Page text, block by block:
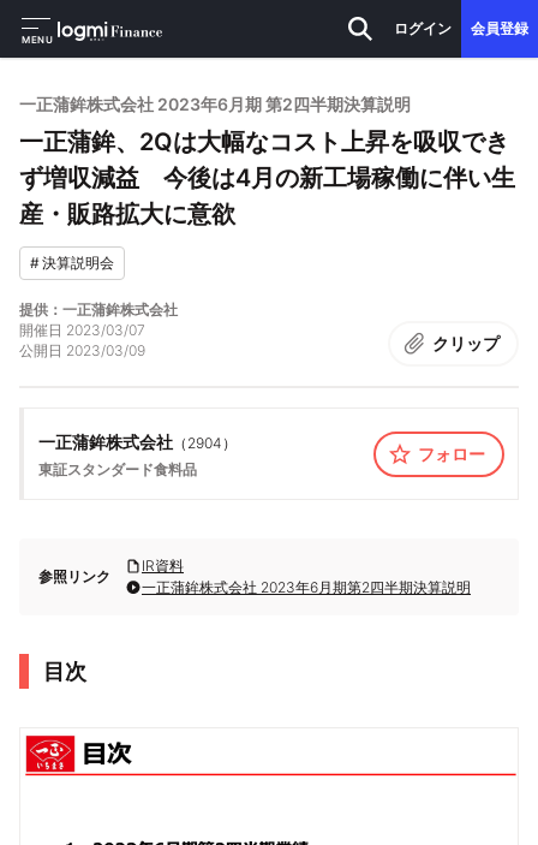
MENU
ログイン 会員登録
一正蒲鉾株式会社 2023年6月期 第2四半期決算説明
一正蒲鉾、2Qは大幅なコスト上昇を吸収でき
ず増収減益 今後は4月の新工場稼働に伴い生
産・販路拡大に意欲
#決算説明会
提供：一正蒲鉾株式会社
開催日 2023/03/07
公開日 2023/03/09 クリップ
一正蒲鉾株式会社 （ 2904 ）
東証スタンダード食料品
フォロー
参照リンク
IR資料
一正蒲鉾株式会社 2023年6月期第2四半期決算説明
目次